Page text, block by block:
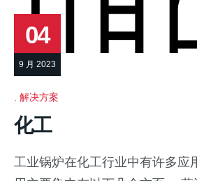
04
9 月 2023
解决方案
化工
工业锅炉在化工行业中有许多应